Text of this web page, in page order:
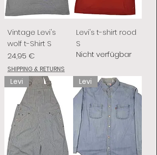
Vintage Levi's
wolf t-Shirt S
Preis
24,95 €
SHIPPING & RETURNS
Levi's t-shirt rood
S
Nicht verfügbar
Levi Levi